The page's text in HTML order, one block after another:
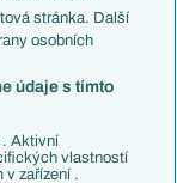
stránka. Další
osobních
údaje s tímto
. Aktivní
vlastností
v zařízení .